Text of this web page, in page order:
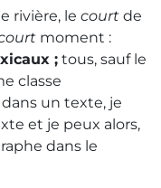
rivière, le court de
moment :
; tous, sauf le
classe
un texte, je
et je peux alors,
dans le